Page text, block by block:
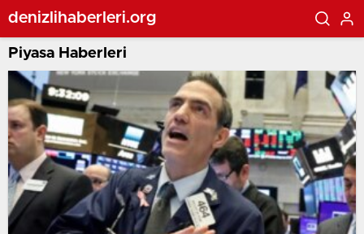
denizlihaberleri.org
Piyasa Haberleri